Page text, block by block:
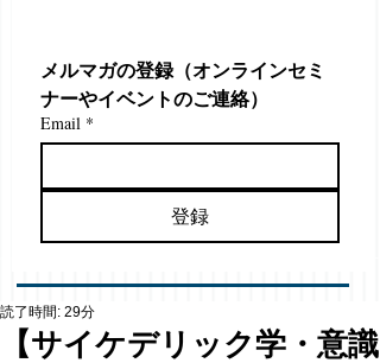
メルマガの登録（オンラインセミ
ナーやイベントのご連絡）
Email *
登録
【サイケデリック学・意識
読了時間: 29分